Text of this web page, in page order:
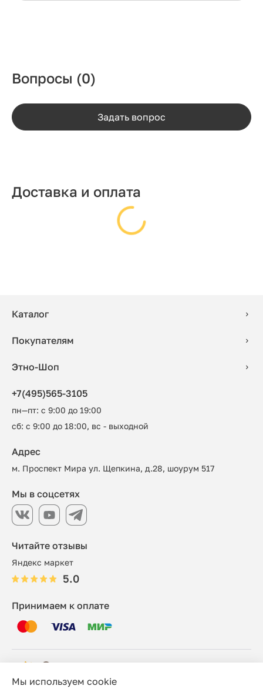
Вопросы (0)
Задать вопрос
Доставка и оплата
Каталог
Покупателям
Этно-Шоп
+7(495)565-3105
пн—пт: с 9:00 до 19:00
сб: с 9:00 до 18:00, вс - выходной
Читайте отзывы
Яндекс маркет
5.0
Адрес
м. Проспект Мира ул. Щепкина, д.28, шоурум 517
Принимаем к оплате
Мы в соцсетях
Мы используем cookie